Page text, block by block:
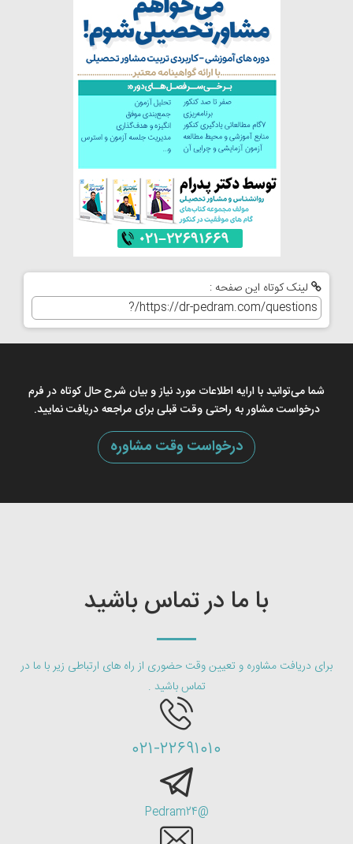
لینک کوتاه این صفحه :
شما می‌توانید با ارایه اطلاعات مورد نیاز و بیان شرح حال کوتاه در فرم
درخواست مشاور به راحتی وقت قبلی برای مراجعه دریافت نمایید.
درخواست وقت مشاوره
با ما در تماس باشید
برای دریافت مشاوره و تعیین وقت حضوری از راه های ارتباطی زیر با ما در
تماس باشید .
۰۲۱-۲۲۶۹۱۰۱۰
@Pedram24